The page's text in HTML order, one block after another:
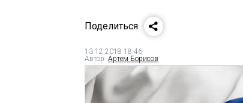
Поделиться
13.12.2018 18:46
Автор: Артем Борисов